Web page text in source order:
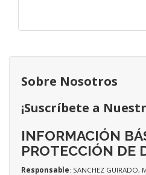
Sobre Nosotros
¡Suscríbete a
INFORMACIÓN
PROTECCIÓN DE
Responsable: SANCHEZ GUIRADO,